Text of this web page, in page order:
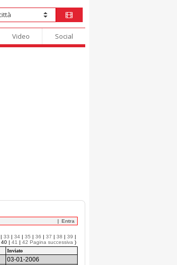
Video Social
Entra
| 33 | 34 | 35 | 36 | 37 | 38 | 39 |
40 | 41 | 42 Pagina successiva )
Inviato
03-01-2006